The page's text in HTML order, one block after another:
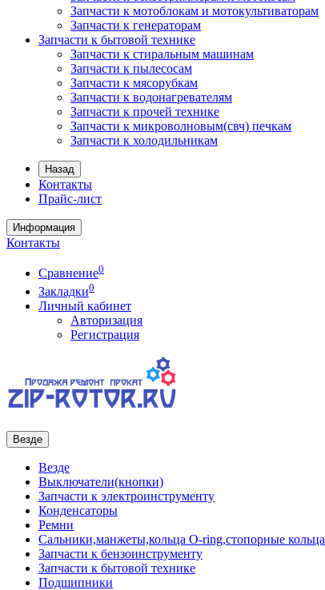
Запчасти к мотоблокам и мотокультиваторам
Запчасти к генераторам
Запчасти к бытовой технике
Запчасти к стиральным машинам
Запчасти к пылесосам
Запчасти к мясорубкам
Запчасти к водонагревателям
Запчасти к прочей технике
Запчасти к микроволновым(свч) печкам
Запчасти к холодильникам
Назад
Контакты
Прайс-лист
Информация
Контакты
Сравнение0
Закладки0
Личный кабинет
Авторизация
Регистрация
Везде
Везде
Выключатели(кнопки)
Запчасти к электроинструменту
Конденсаторы
Ремни
Сальники,манжеты,кольца О-ring,стопорные кольца
Запчасти к бензоинструменту
Запчасти к бытовой технике
Подшипники